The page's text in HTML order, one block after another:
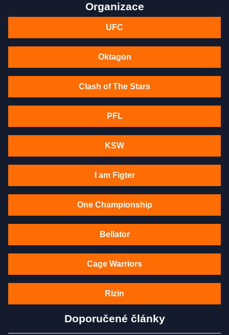
Organizace
UFC
Oktagon
Clash of The Stars
PFL
KSW
I am Figter
One Championship
Bellator
Cage Warriors
Rizin
Doporučené články